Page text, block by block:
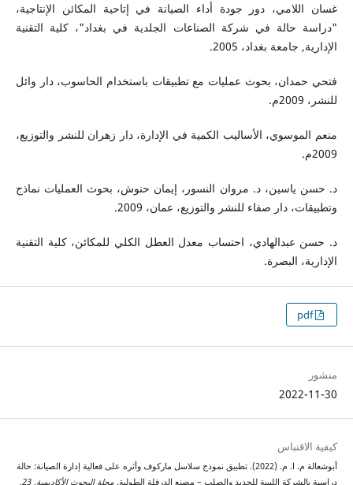
غسان اللامي، دور جودة أداء الصيانة في إتاحية المكائن الإنتاجية،
"دراسة حالة في شركة الصناعات الجلدية في بغداد"، كلية التقنية
الإدارية, جامعة بغداد، 2005.
فتحي حمدان، بحوث عمليات مع تطبيقات باستخدام الحاسوب، دار وائل
للنشر، 2009م.
منعم الموسوي، الأساليب الكمية في الإدارة، دار زهران للنشر والتوزيع،
2009م.
د. حسن ياسين، د. مروان النسور، إيمان حنوش، بحوث العمليات نماذج
وتطبيقات، دار صفاء للنشر والتوزيع، عمان، 2009.
د. حسن عبدالهادي، احتساب معدل العطل الكلي للمكائن، كلية التقنية
الإدارية، البصرة.
pdf
منشور
2022-11-30
كيفية الاقتباس
أبوشعالة م. ا. م. (2022). تطبيق نموذج سلاسل ماركوف وأثره على فعالية إدارة الصيانة: حالة
دراسية بالشركة الليبية للحديد والصلب – مصنع الدرفلة الطولية. مجلة البحوث الأكاديمية,
23
,